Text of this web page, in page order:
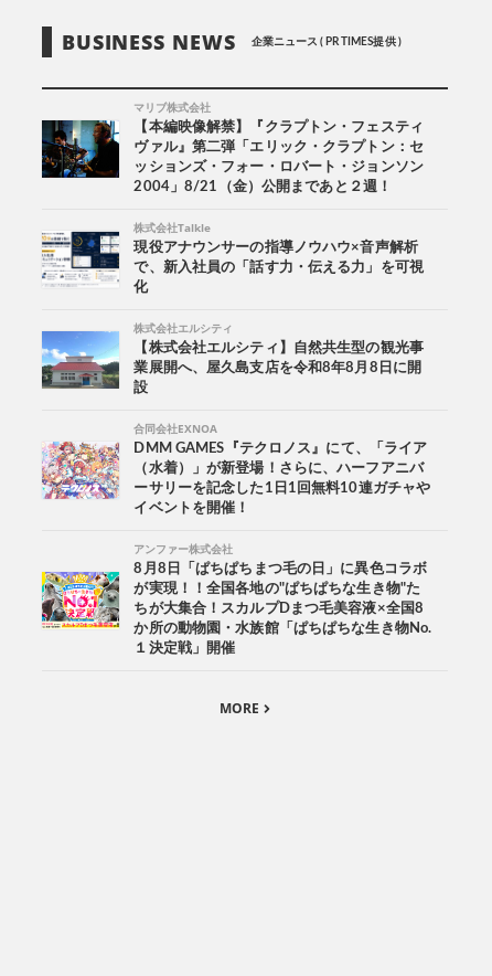
BUSINESS NEWS 企業ニュース ( PR TIMES提供 )
マリブ株式会社
【本編映像解禁】『クラプトン・フェスティ
ヴァル』第二弾「エリック・クラプトン：セ
ッションズ・フォー・ロバート・ジョンソン
2004」8/21（金）公開まであと２週！
株式会社Talkle
現役アナウンサーの指導ノウハウ×音声解析
で、新入社員の「話す力・伝える力」を可視
化
株式会社エルシティ
【株式会社エルシティ】自然共生型の観光事
業展開へ、屋久島支店を令和8年8月8日に開
設
合同会社EXNOA
DMM GAMES『テクロノス』にて、「ライア
（水着）」が新登場！さらに、ハーフアニバ
ーサリーを記念した1日1回無料10連ガチャや
イベントを開催！
アンファー株式会社
8月8日「ぱちぱちまつ毛の日」に異色コラボ
が実現！！全国各地の"ぱちぱちな生き物"た
ちが大集合！スカルプDまつ毛美容液×全国8
か所の動物園・水族館「ぱちぱちな生き物No.
１決定戦」開催
MORE